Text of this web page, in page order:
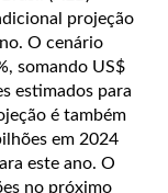
projeção
O cenário
somando US$
estimados para
é também
em 2024
este ano. O
no próximo